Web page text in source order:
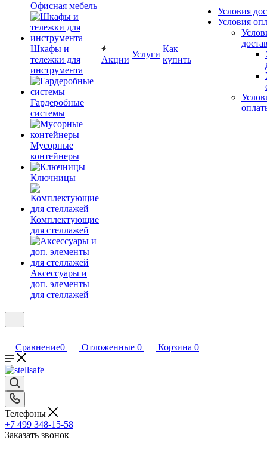
Офисная мебель
Шкафы и
тележки для
инструмента
Гардеробные
системы
Мусорные
контейнеры
Ключницы
Комплектующие
для стеллажей
Аксессуары и
доп. элементы
для стеллажей
Акции
Услуги
Как
купить
Условия
Условия
Сравнение0 Отложенные 0 Корзина 0
Телефоны
+7 499 348-15-58
Заказать звонок